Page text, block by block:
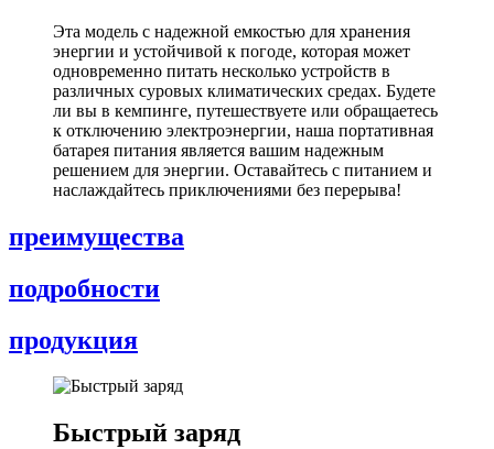
Эта модель с надежной емкостью для хранения
энергии и устойчивой к погоде, которая может
одновременно питать несколько устройств в
различных суровых климатических средах. Будете
ли вы в кемпинге, путешествуете или обращаетесь
к отключению электроэнергии, наша портативная
батарея питания является вашим надежным
решением для энергии. Оставайтесь с питанием и
наслаждайтесь приключениями без перерыва!
преимущества
подробности
продукция
Быстрый заряд